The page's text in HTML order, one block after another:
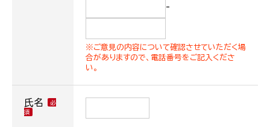
-
※ご意見の内容について確認させていただく場
合がありますので、電話番号をご記入くださ
い。
氏名